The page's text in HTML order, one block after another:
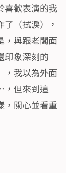
喜歡表演的我
（拭淚），
，與跟老闆面
印象深刻的
，我以為外面
但來到這
，關心並看重